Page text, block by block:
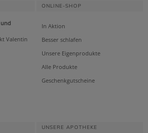
Valentin
ONLINE-SHOP
In Aktion
Besser schlafen
Unsere Eigenprodukte
Alle Produkte
Geschenkgutscheine
UNSERE APOTHEKE